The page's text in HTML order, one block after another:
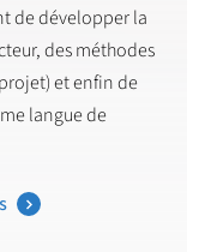
de développer la
des méthodes
et enfin de
langue de